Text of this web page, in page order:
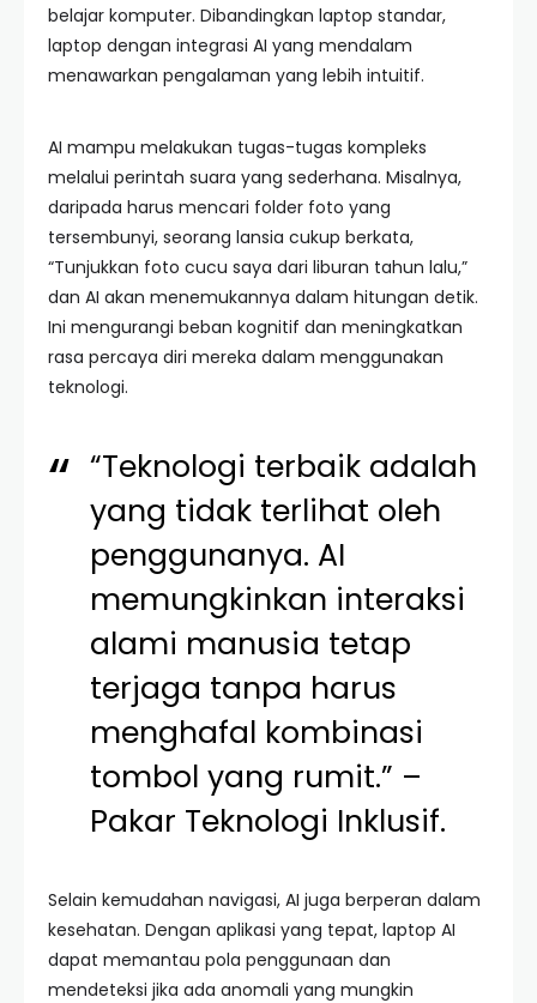
belajar komputer. Dibandingkan laptop standar,
laptop dengan integrasi AI yang mendalam
menawarkan pengalaman yang lebih intuitif.
AI mampu melakukan tugas-tugas kompleks
melalui perintah suara yang sederhana. Misalnya,
daripada harus mencari folder foto yang
tersembunyi, seorang lansia cukup berkata,
“Tunjukkan foto cucu saya dari liburan tahun lalu,”
dan AI akan menemukannya dalam hitungan detik.
Ini mengurangi beban kognitif dan meningkatkan
rasa percaya diri mereka dalam menggunakan
teknologi.
“Teknologi terbaik adalah
yang tidak terlihat oleh
penggunanya. AI
memungkinkan interaksi
alami manusia tetap
terjaga tanpa harus
menghafal kombinasi
tombol yang rumit.” –
Pakar Teknologi Inklusif.
Selain kemudahan navigasi, AI juga berperan dalam
kesehatan. Dengan aplikasi yang tepat, laptop AI
dapat memantau pola penggunaan dan
mendeteksi jika ada anomali yang mungkin